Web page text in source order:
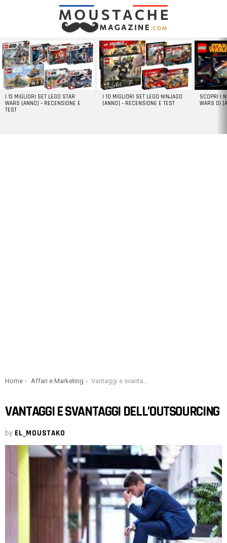
LATEST
STORIES
I 13 MIGLIORI SET LEGO STAR
WARS [ANNO] – RECENSIONE E
TEST
I 10 MIGLIORI SET LEGO NINJAGO
[ANNO] – RECENSIONE E TEST
SCOPRI I
WARS DI
You are here:
Home Affari e Marketing Vantaggi e svantaggi dell’outsourcing
VANTAGGI E SVANTAGGI DELL’OUTSOURCING
by EL_MOUSTAKO